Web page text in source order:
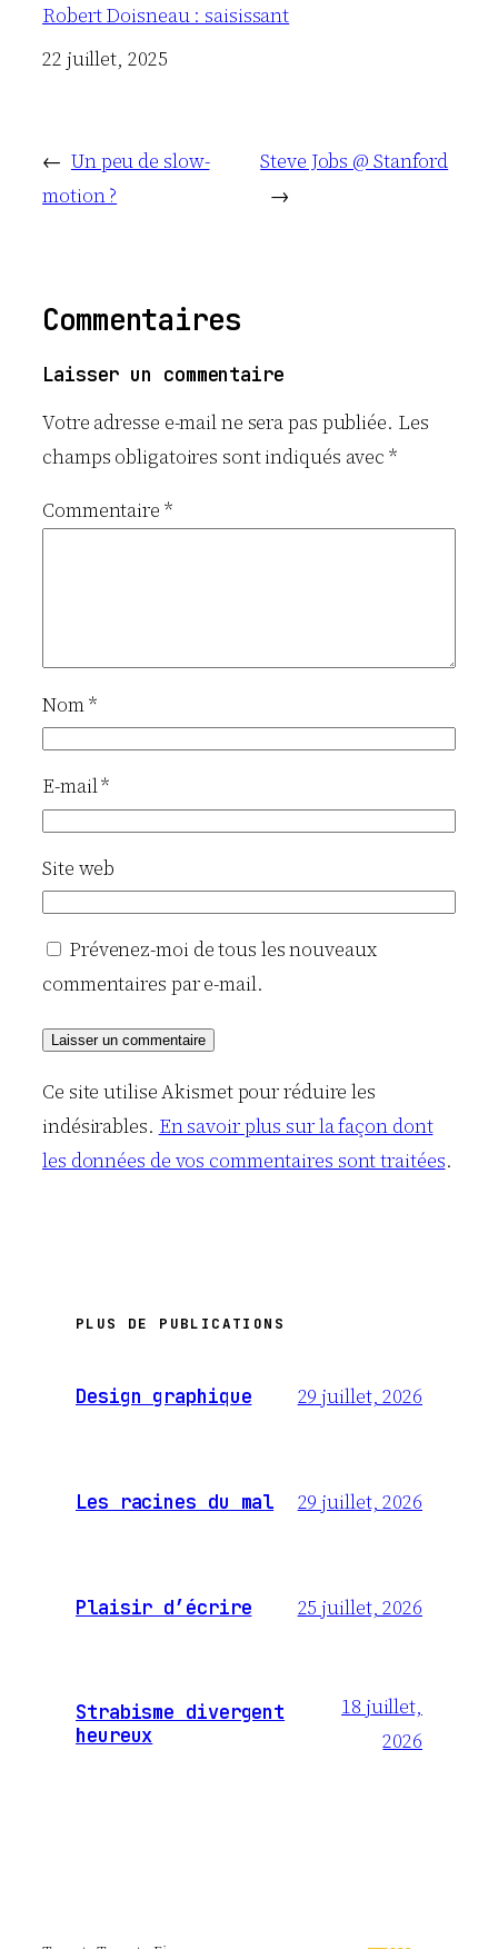
Robert Doisneau : saisissant
Date
22 juillet, 2025
← Un peu de slow-
motion ?
Steve Jobs @ Stanford
→
Commentaires
Laisser un commentaire
Votre adresse e-mail ne sera pas publiée. Les
champs obligatoires sont indiqués avec*
Commentaire *
Nom*
E-mail*
Site web
Prévenez-moi de tous les nouveaux
commentaires par e-mail.
Ce site utilise Akismet pour réduire les
indésirables. En savoir plus sur la façon dont
les données de vos commentaires sont traitées.
PLUS DE PUBLICATIONS
Design graphique 29 juillet, 2026
Les racines du mal 29 juillet, 2026
Plaisir d’écrire 25 juillet, 2026
Strabisme divergent
heureux
18 juillet,
2026